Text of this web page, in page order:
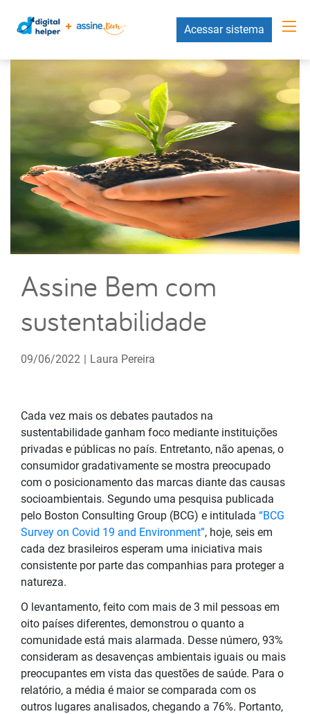
Acessar sistema
Assine Bem com
sustentabilidade
09/06/2022 | Laura Pereira
Cada vez mais os debates pautados na
sustentabilidade ganham foco mediante instituições
privadas e públicas no país. Entretanto, não apenas, o
consumidor gradativamente se mostra preocupado
com o posicionamento das marcas diante das causas
socioambientais. Segundo uma pesquisa publicada
pelo Boston Consulting Group (BCG) e intitulada “BCG
Survey on Covid 19 and Environment”, hoje, seis em
cada dez brasileiros esperam uma iniciativa mais
consistente por parte das companhias para proteger a
natureza.
O levantamento, feito com mais de 3 mil pessoas em
oito países diferentes, demonstrou o quanto a
comunidade está mais alarmada. Desse número, 93%
consideram as desavenças ambientais iguais ou mais
preocupantes em vista das questões de saúde. Para o
relatório, a média é maior se comparada com os
outros lugares analisados, chegando a 76%. Portanto,